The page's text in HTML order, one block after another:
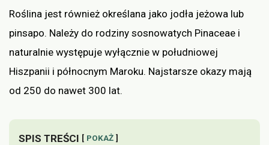
Roślina jest również określana jako jodła jeżowa lub
pinsapo. Należy do rodziny sosnowatych Pinaceae i
naturalnie występuje wyłącznie w południowej
Hiszpanii i północnym Maroku. Najstarsze okazy mają
od 250 do nawet 300 lat.
SPIS TREŚCI POKAŻ